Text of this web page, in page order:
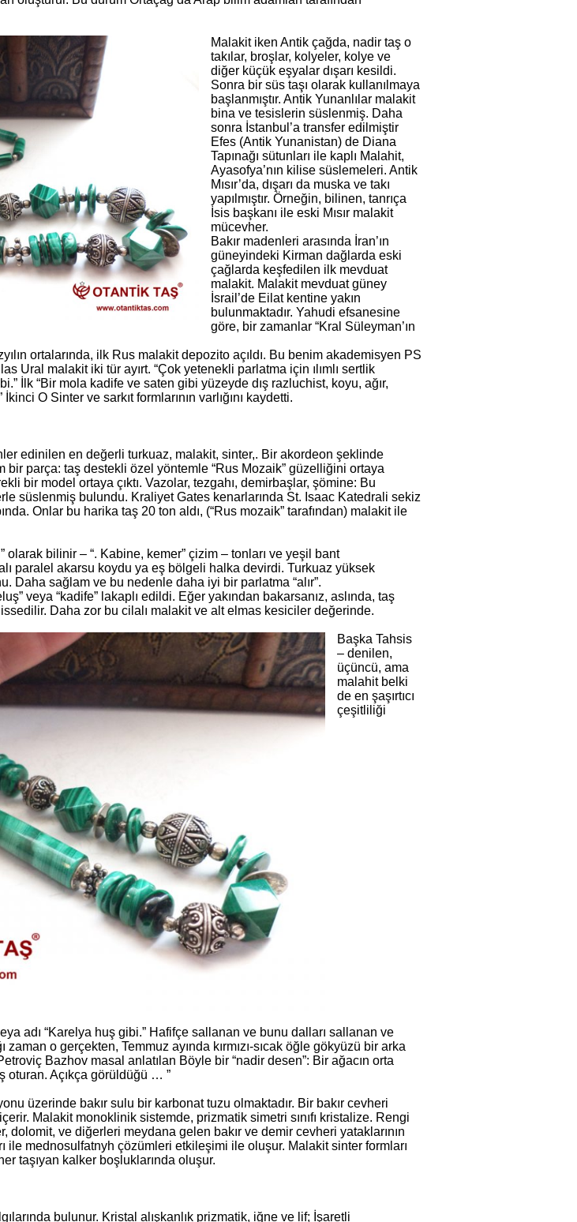
Malakit iken Antik çağda, nadir taş o
takılar, broşlar, kolyeler, kolye ve
diğer küçük eşyalar dışarı kesildi.
Sonra bir süs taşı olarak kullanılmaya
başlanmıştır. Antik Yunanlılar malakit
bina ve tesislerin süslenmiş. Daha
sonra İstanbul’a transfer edilmiştir
Efes (Antik Yunanistan) de Diana
Tapınağı sütunları ile kaplı Malahit,
Ayasofya’nın kilise süslemeleri. Antik
Mısır’da, dışarı da muska ve takı
yapılmıştır. Örneğin, bilinen, tanrıça
İsis başkanı ile eski Mısır malakit
mücevher.
Bakır madenleri arasında İran’ın
güneyindeki Kirman dağlarda eski
çağlarda keşfedilen ilk mevduat
malakit. Malakit mevduat güney
İsrail’de Eilat kentine yakın
bulunmaktadır. Yahudi efsanesine
göre, bir zamanlar “Kral Süleyman’ın
ortalarında, ilk Rus malakit depozito açıldı. Bu benim akademisyen PS
Ural malakit iki tür ayırt. “Çok yetenekli parlatma için ılımlı sertlik
İlk “Bir mola kadife ve saten gibi yüzeyde dış razluchist, koyu, ağır,
O Sinter ve sarkıt formlarının varlığını kaydetti.
edinilen en değerli turkuaz, malakit, sinter,. Bir akordeon şeklinde
bir parça: taş destekli özel yöntemle “Rus Mozaik” güzelliğini ortaya
bir model ortaya çıktı. Vazolar, tezgahı, demirbaşlar, şömine: Bu
süslenmiş bulundu. Kraliyet Gates kenarlarında St. Isaac Katedrali sekiz
Onlar bu harika taş 20 ton aldı, (“Rus mozaik” tarafından) malakit ile
olarak bilinir – “. Kabine, kemer” çizim – tonları ve yeşil bant
paralel akarsu koydu ya eş bölgeli halka devirdi. Turkuaz yüksek
Daha sağlam ve bu nedenle daha iyi bir parlatma “alır”.
veya “kadife” lakaplı edildi. Eğer yakından bakarsanız, aslında, taş
Daha zor bu cilalı malakit ve alt elmas kesiciler değerinde.
Başka Tahsis
– denilen,
üçüncü, ama
malahit belki
de en şaşırtıcı
çeşitliliği
adı “Karelya huş gibi.” Hafifçe sallanan ve bunu dalları sallanan ve
o gerçekten, Temmuz ayında kırmızı-sıcak öğle gökyüzü bir arka
Bazhov masal anlatılan Böyle bir “nadir desen”: Bir ağacın orta
oturan. Açıkça görüldüğü … ”
üzerinde bakır sulu bir karbonat tuzu olmaktadır. Bir bakır cevheri
Malakit monoklinik sistemde, prizmatik simetri sınıfı kristalize. Rengi
dolomit, ve diğerleri meydana gelen bakır ve demir cevheri yataklarının
mednosulfatnyh çözümleri etkileşimi ile oluşur. Malakit sinter formları
taşıyan kalker boşluklarında oluşur.
bulunur. Kristal alışkanlık prizmatik, iğne ve lif; İşaretli